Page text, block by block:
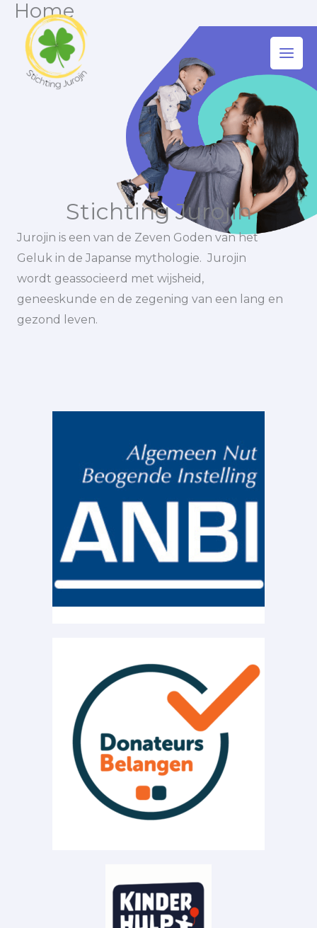
inhoud
Home
Stichting Jurojin
Jurojin is een van de Zeven Goden van het
Geluk in de Japanse mythologie. Jurojin
wordt geassocieerd met wijsheid,
geneeskunde en de zegening van een lang en
gezond leven.